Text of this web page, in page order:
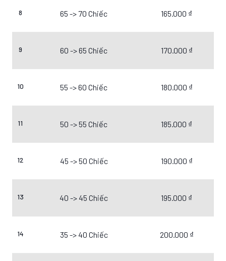
8 65 -> 70 Chiếc 165.000 ₫
9 60 -> 65 Chiếc 170.000 ₫
10 55 -> 60 Chiếc 180.000 ₫
11 50 -> 55 Chiếc 185.000 ₫
12 45 -> 50 Chiếc 190.000 ₫
13 40 -> 45 Chiếc 195.000 ₫
14 35 -> 40 Chiếc 200.000 ₫